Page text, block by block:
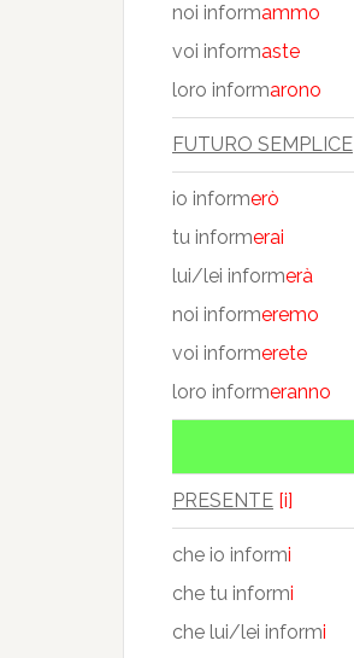
noi informammo
voi informaste
loro informarono
FUTURO SEMPLICE
io informerò
tu informerai
lui/lei informerà
noi informeremo
voi informerete
loro informeranno
PRESENTE [i]
che io informi
che tu informi
che lui/lei informi